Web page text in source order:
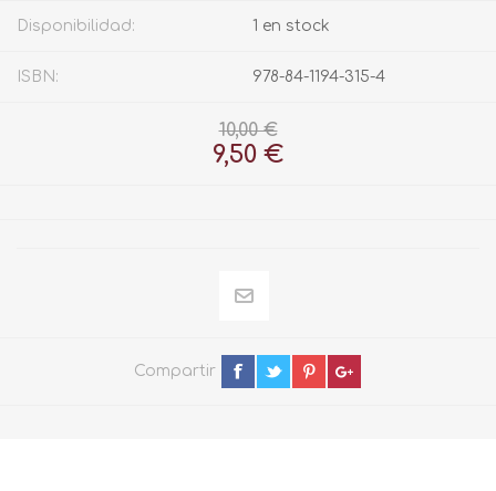
Disponibilidad: 1 en stock
ISBN: 978-84-1194-315-4
10,00 €
9,50 €
Compartir